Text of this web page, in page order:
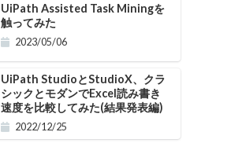
UiPath Assisted Task Miningを
触ってみた
2023/05/06
UiPath StudioとStudioX、クラ
シックとモダンでExcel読み書き
速度を比較してみた(結果発表編)
2022/12/25